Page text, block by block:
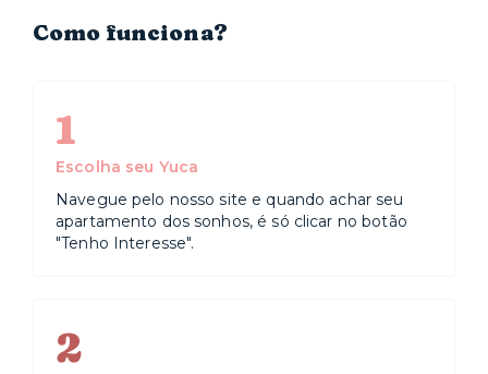
Como funciona?
1
Escolha seu Yuca
Navegue pelo nosso site e quando achar seu
apartamento dos sonhos, é só clicar no botão
"Tenho Interesse".
2